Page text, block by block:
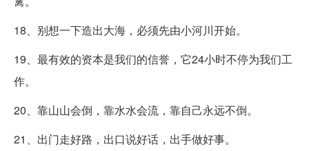
18、别想一下造出大海，必须先由小河川开始。
19、最有效的资本是我们的信誉，它24小时不停为我们工
作。
20、靠山山会倒，靠水水会流，靠自己永远不倒。
21、出门走好路，出口说好话，出手做好事。